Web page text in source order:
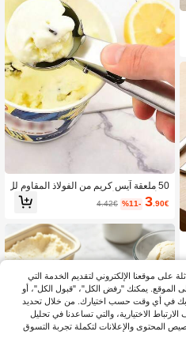
50 ملعقة آيس كريم من الفولاذ المقاوم لل
صدأ، متعددة الأغراض للآيس كريم واللبن
المجمد، مقاومة للالتصاق بمقبض مضاد لل
ن مع زناد، ملاعق مملوءة بإحكام، سهلة ال
تنظيف، مناسبة للآيس كريم وعجينة البس
كويت والشربات واللوز، مثالية للمطبخ و
محل الحلويات والمطعم. موسم العودة إل
ى المدرسة
3.90€
%11-
4.42€
على موقعنا الإلكتروني لتقديم الخدمة التي
الموقع. يمكنك "رفض الكل"، "قبول الكل"، أو
بك في أي وقت حسب اختيارك. من خلال تحديد
الاختيارية، والتي تساعدنا في تحليل
المحتوى والإعلانات لتكملة تجربة التسوق